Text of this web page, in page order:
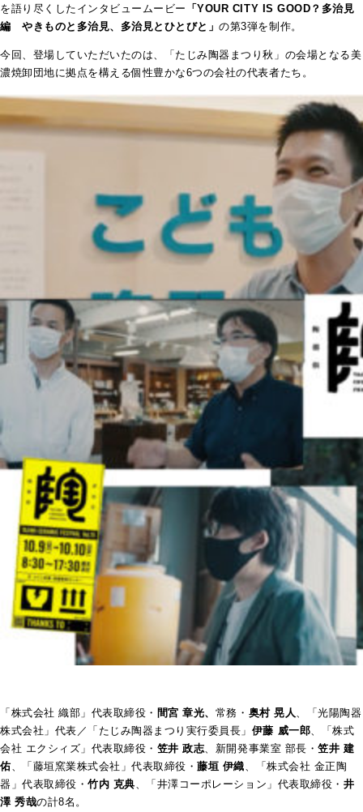
を語り尽くしたインタビュームービー 「YOUR CITY IS GOOD？多治見
編 やきものと多治見、多治見とひとびと」の第3弾を制作。
今回、登場していただいたのは、「たじみ陶器まつり秋」の会場となる美
濃焼卸団地に拠点を構える個性豊かな6つの会社の代表者たち。
「株式会社 織部」代表取締役・ 間宮 章光、 常務・ 奥村 晃人、「光陽陶器
株式会社」代表／「たじみ陶器まつり実行委員長」 伊藤 威一郎、「株式
会社 エクシィズ」代表取締役・ 笠井 政志、新開発事業室 部長・笠井 建
佑、「藤垣窯業株式会社」代表取締役・藤垣 伊織、「株式会社 金正陶
器」代表取締役・竹内 克典、「井澤コーポレーション」代表取締役・ 井
澤 秀哉の計8名。